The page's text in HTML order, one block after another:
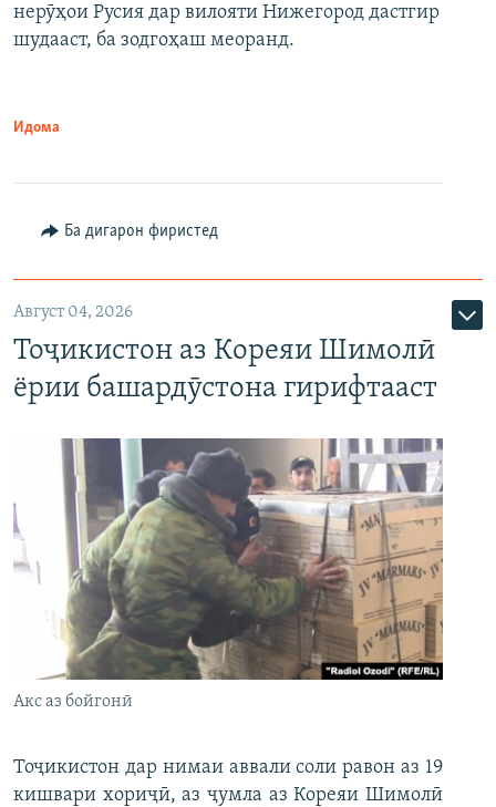
нерӯҳои Русия дар вилояти Нижегород дастгир
шудааст, ба зодгоҳаш меоранд.
Идома
Ба дигарон фиристед
Август 04, 2026
Тоҷикистон аз Кореяи Шимолӣ
ёрии башардӯстона гирифтааст
Акс аз бойгонӣ
Тоҷикистон дар нимаи аввали соли равон аз 19
кишвари хориҷӣ, аз ҷумла аз Кореяи Шимолӣ